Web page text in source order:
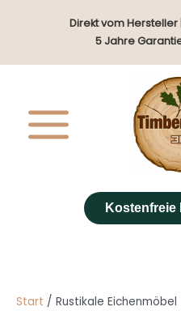
Direkt vom
5 Jahre
Kostenfreie
Start / Rustikale Eichenmöbel